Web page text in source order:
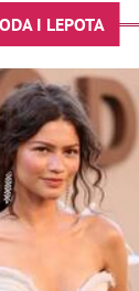
I LEPOTA